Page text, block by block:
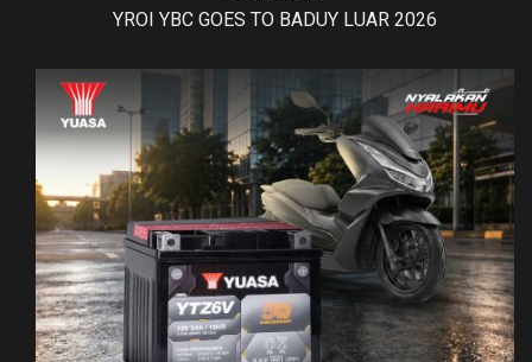
YROI YBC GOES TO BADUY LUAR 2026